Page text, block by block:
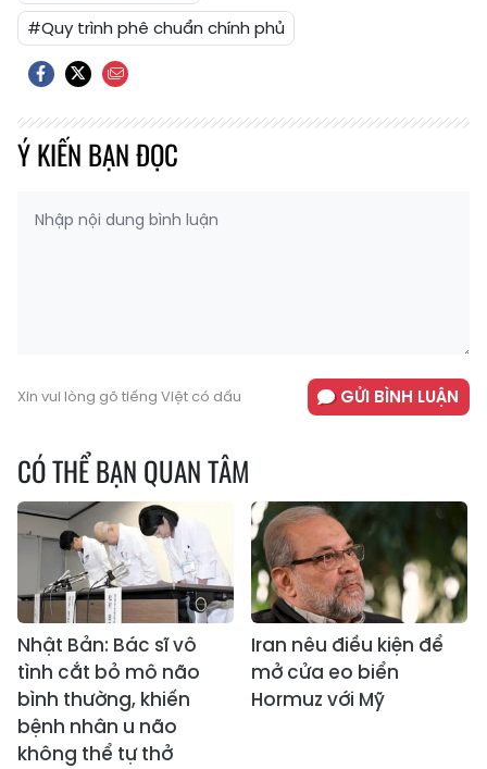
#Quy trình phê chuẩn chính phủ
Ý KIẾN BẠN ĐỌC
Xin vui lòng gõ tiếng Việt có dấu GỬI BÌNH LUẬN
CÓ THỂ BẠN QUAN TÂM
Nhật Bản: Bác sĩ vô
tình cắt bỏ mô não
bình thường, khiến
bệnh nhân u não
không thể tự thở
Iran nêu điều kiện để
mở cửa eo biển
Hormuz với Mỹ